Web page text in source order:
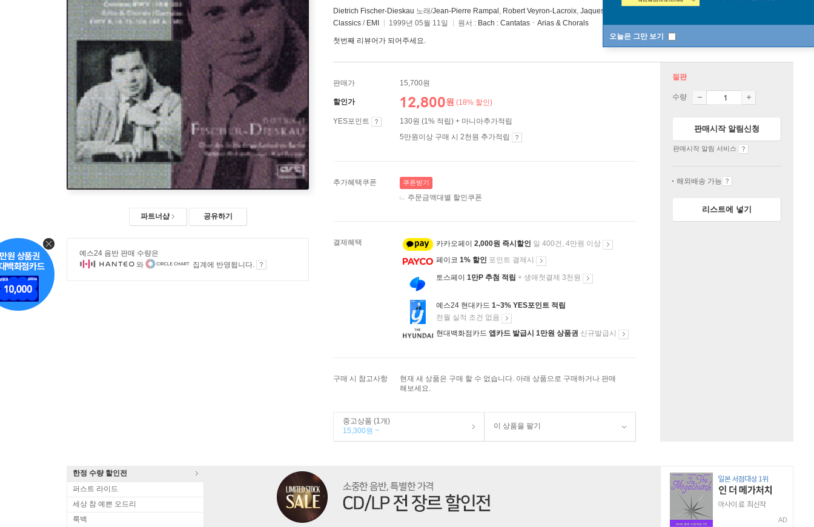
오늘은 그만 보기
파트너샵 공유하기
예스24 음반 판매 수량은
와
집계에 반영됩니다.
Dietrich Fischer-Dieskau 노래/Jean-Pierre Rampal , Robert Veyron-Lacroix, Jaques Neilz
Classics / EMI 1999년 05월 11일 원서 : Bach : CantatasㆍArias & Chorals
첫번째 리뷰어가 되어주세요.
판매가 15,700원
할인가 12,800원 (18% 할인)
YES포인트
130원 (1% 적립) + 마니아추가적립
5만원이상 구매 시 2천원 추가적립
추가혜택쿠폰 쿠폰받기
주문금액대별 할인쿠폰
결제혜택 카카오페이 2,000원 즉시할인 일 400건, 4만원 이상
페이코 1% 할인 포인트 결제시
토스페이 1만P 추첨 적립 + 생애첫결제 3천원
예스24 현대카드 1~3% YES포인트 적립
전월 실적 조건 없음
현대백화점카드 앱카드 발급시 1만원 상품권 신규발급시
구매 시 참고사항
현재 새 상품은 구매 할 수 없습니다. 아래 상품으로 구매하거나 판매
해보세요.
중고상품 (1개)
15,300원 ~
이 상품을 팔기
절판
수량
판매시작 알림신청
판매시작 알림 서비스
해외배송 가능
리스트에 넣기
한정 수량 할인전
퍼스트 라이드
세상 참 예쁜 오드리
룩백
AD